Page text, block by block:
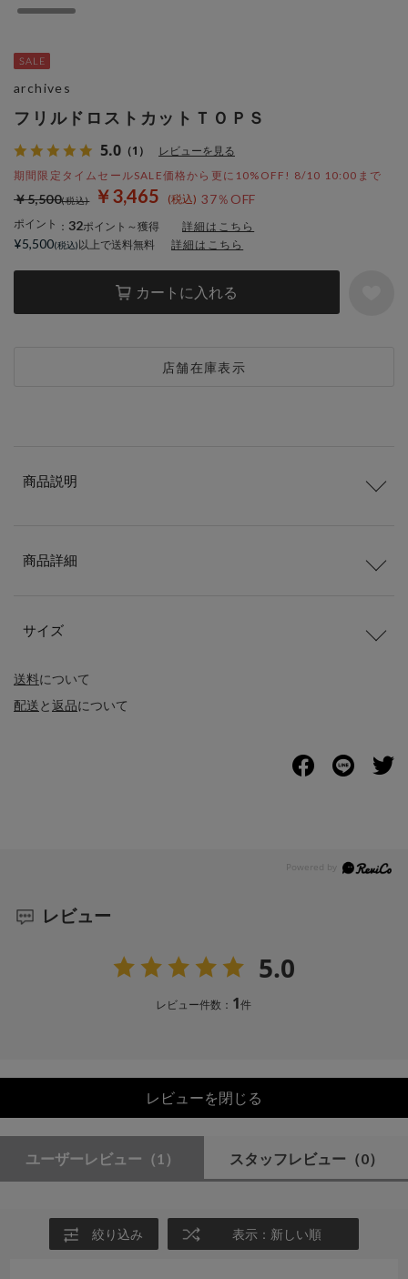
フリルドロストカットＴＯＰＳ
5.0 （1） レビューを見る
期間限定タイムセールSALE価格から更に10%OFF! 8/10 10:00まで
￥3,465 37％OFF
￥5,500
ポイント ： 32ポイント～獲得 詳細はこちら
カートに入れる
店舗在庫表示
archives
¥5,500 以上で送料無料 詳細はこちら
送料について
配送と返品について
商品説明
商品詳細
サイズ
レビュー
5.0
レビュー件数： 1件
レビューを閉じる
ユーザーレビュー （1） スタッフレビュー （0）
絞り込み 表示：新しい順